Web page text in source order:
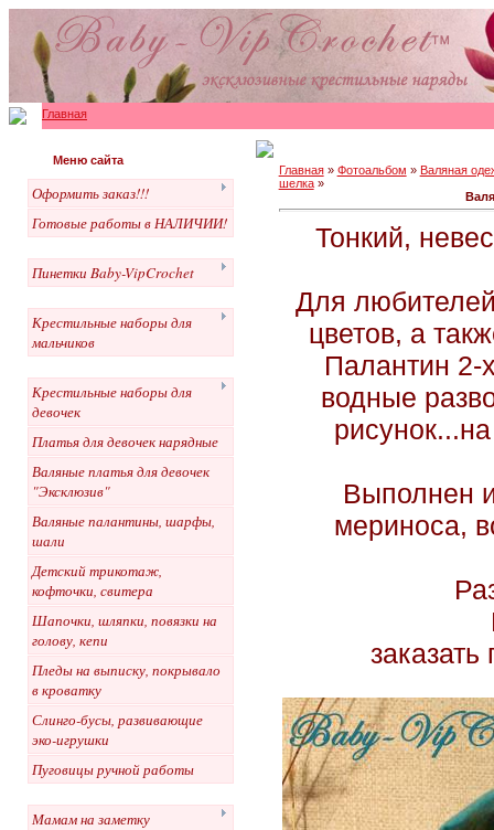
Главная
Меню сайта
Оформить заказ!!!
Готовые работы в НАЛИЧИИ!
Пинетки Baby-VipCrochet
Крестильные наборы для
мальчиков
Крестильные наборы для
девочек
Платья для девочек нарядные
Валяные платья для девочек
"Эксклюзив"
Валяные палантины, шарфы,
шали
Детский трикотаж,
кофточки, свитера
Шапочки, шляпки, повязки на
голову, кепи
Пледы на выписку, покрывало
в кроватку
Слинго-бусы, развивающие
эко-игрушки
Пуговицы ручной работы
Мамам на заметку
Главная» Фотоальбом » Валяная
шелка»
Тонкий,
Для
цветов, а
Палантин 2-
водные
Выполнен
мериноса,